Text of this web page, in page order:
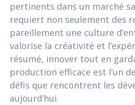
pertinents dans un marché
requiert non seulement des
pareillement une culture
valorise la créativité et
résumé, innover tout en
production efficace est l’un
défis que rencontrent les
aujourd’hui.